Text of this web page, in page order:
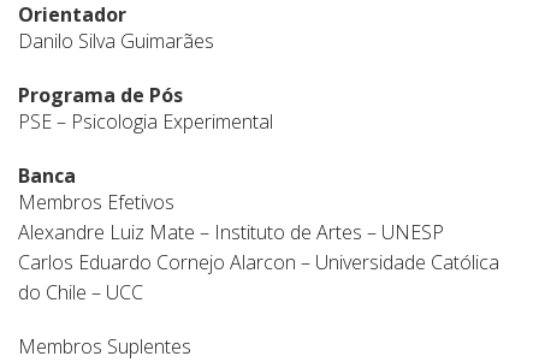
Orientador
Danilo Silva Guimarães
Programa de Pós
PSE – Psicologia Experimental
Banca
Membros Efetivos
Alexandre Luiz Mate – Instituto de Artes – UNESP
Carlos Eduardo Cornejo Alarcon – Universidade Católica
do Chile – UCC
Membros Suplentes